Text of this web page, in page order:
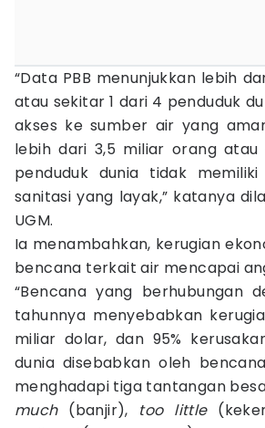
“Data PBB menunjukkan lebih
atau sekitar 1 dari 4 penduduk
akses ke sumber air yang
lebih dari 3,5 miliar orang
penduduk dunia tidak
sanitasi yang layak,” katanya
UGM.
Ia menambahkan, kerugian
bencana terkait air mencapai
“Bencana yang berhubungan
tahunnya menyebabkan
miliar dolar, dan 95%
dunia disebabkan oleh
menghadapi tiga tantangan
much(banjir), too little